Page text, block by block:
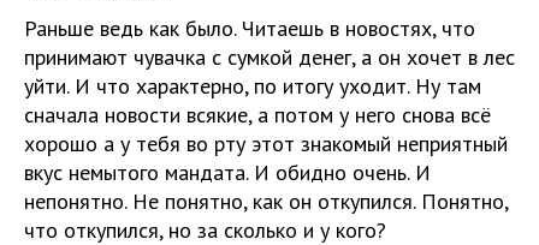
Раньше ведь как было. Читаешь в новостях, что
принимают чувачка с сумкой денег, а он хочет в лес
уйти. И что характерно, по итогу уходит. Ну там
сначала новости всякие, а потом у него снова всё
хорошо а у тебя во рту этот знакомый неприятный
вкус немытого мандата. И обидно очень. И
непонятно. Не понятно, как он откупился. Понятно,
что откупился, но за сколько и у кого?